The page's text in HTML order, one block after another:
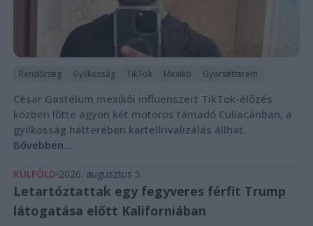
Rendőrség Gyilkosság TikTok Mexikó Gyorsétterem
César Gastélum mexikói influenszert TikTok-élőzés
közben lőtte agyon két motoros támadó Culiacánban, a
gyilkosság hátterében kartellrivalizálás állhat.
Bővebben...
KÜLFÖLD 2026. augusztus 5.
Letartóztattak egy fegyveres férfit Trump
látogatása előtt Kaliforniában